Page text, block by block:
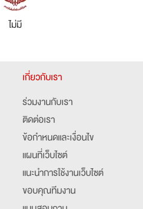
ไม่มี
เกี่ยวกับเรา
ร่วมงานกับเรา
ติดต่อเรา
ข้อกำหนดและเงื่อนไข
แผนที่เว็บไซต์
แนะนำการใช้งานเว็บไซต์
ขอบคุณทีมงาน